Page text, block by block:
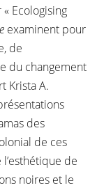
Ecologising
examinent pour
de
du changement
Krista A.
des
de ces
de
noires et le